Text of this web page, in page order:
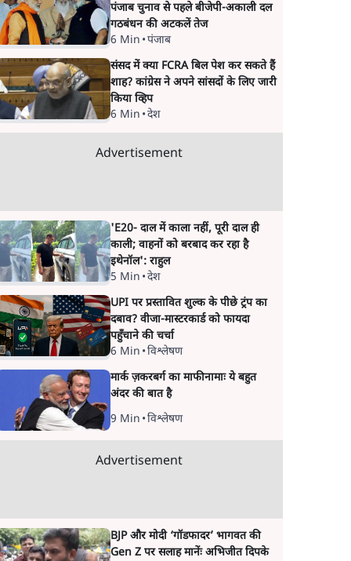
पंजाब चुनाव से पहले बीजेपी-अकाली दल
गठबंधन की अटकलें तेज
6 Min •पंजाब
संसद में क्या FCRA बिल पेश कर सकते हैं
शाह? कांग्रेस ने अपने सांसदों के लिए जारी
किया व्हिप
6 Min •देश
Advertisement
'E20- दाल में काला नहीं, पूरी दाल ही
काली; वाहनों को बरबाद कर रहा है
इथेनॉल': राहुल
5 Min •देश
UPI पर प्रस्तावित शुल्क के पीछे ट्रंप का
दबाव? वीजा-मास्टरकार्ड को फायदा
पहुँचाने की चर्चा
6 Min •विश्लेषण
मार्क ज़करबर्ग का माफीनामाः ये बहुत
अंदर की बात है
9 Min •विश्लेषण
Advertisement
BJP और मोदी ‘गॉडफादर’ भागवत की
Gen Z पर सलाह मानेंः अभिजीत दिपके